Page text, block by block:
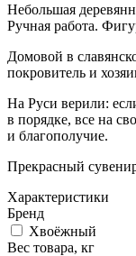
Небольшая
Ручная работа.
Домовой в
покровитель и
На Руси верили:
в порядке, все на
и благополучие.
Прекрасный
Характеристики
Бренд
Хвоёжный
Вес товара, кг